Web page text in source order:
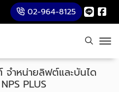
02-964-8125
ำหน่ายลิฟต์และบันได
PLUS